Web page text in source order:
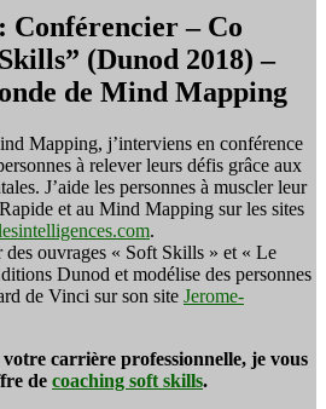
Conférencier – Co
(Dunod 2018) –
de Mind Mapping
Mapping, j’interviens en conférence
à relever leurs défis grâce aux
J’aide les personnes à muscler leur
et au Mind Mapping sur les sites
.
des ouvrages « Soft Skills » et « Le
Dunod et modélise des personnes
de Vinci sur son site Jerome-
carrière professionnelle, je vous
de coaching soft skills.